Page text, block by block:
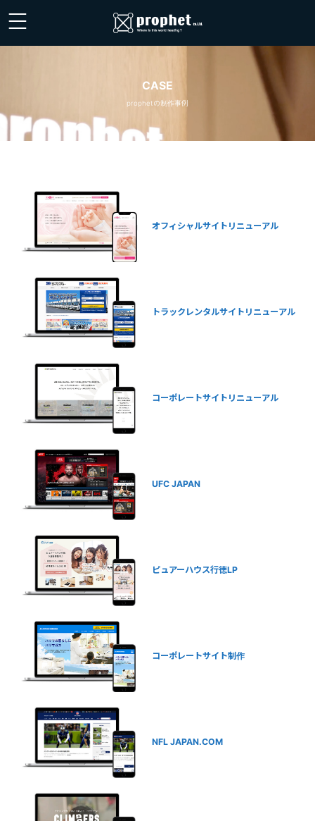
CASE
prophetの制作事例
オフィシャルサイトリニューアル
トラックレンタルサイトリニューアル
コーポレートサイトリニューアル
UFC JAPAN
ピュアーハウス行徳LP
コーポレートサイト制作
NFL JAPAN.COM